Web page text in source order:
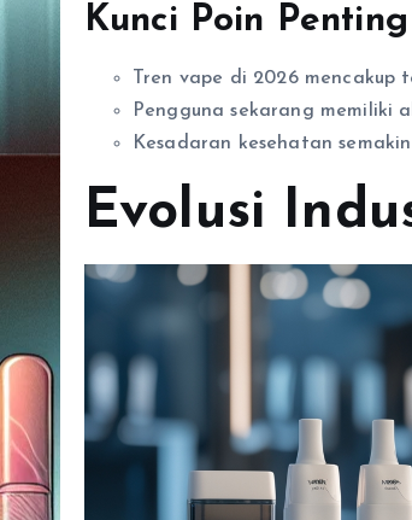
Kunci Poin Penting
Tren vape di 2026
Pengguna sekarang memiliki
Kesadaran kesehatan
Evolusi